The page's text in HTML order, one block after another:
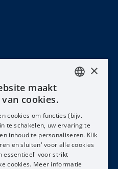
DEUTSCH
FRANÇAIS
×
maakt
cookies.
cookies om functies (bijv.
te schakelen, uw ervaring te
inhoud te personaliseren. Klik
en sluiten' voor alle cookies
essentieel' voor strikt
cookies. Meer informatie